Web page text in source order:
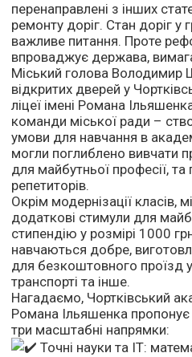
перенаправлені з інших
ремонту доріг. Стан доріг
важливе питання. Проте
впроваджує держава,
Міський голова Володимир
відкритих дверей у
ліцеї імені Романа
команди міської ради –
умови для навчання в
могли поглиблено вивчати
для майбутньої професії,
репетиторів.
Окрім модернізації класів,
додаткові стимули для
стипендію у розмірі 1000
навчаються добре,
для безкоштовного проїзд
транспорті та інше.
Нагадаємо, Чортківський
Романа Ільяшенка
три масштабні напрямки:
Точні науки та ІТ: